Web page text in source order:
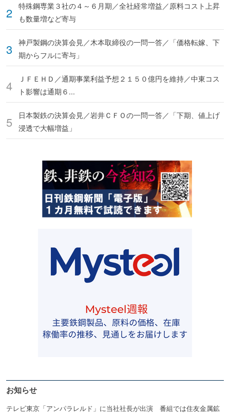
特殊鋼専業３社の４～６月期／全社経常増益／原料コスト上昇
も数量増など寄与
神戸製鋼の決算会見／木本取締役の一問一答／「価格転嫁、下
期からフルに寄与」
ＪＦＥＨＤ／通期事業利益予想２１５０億円を維持／中東コス
ト影響は通期６...
日本製鉄の決算会見／岩井ＣＦＯの一問一答／「下期、値上げ
浸透で大幅増益」
お知らせ
テレビ東京「アンパラレルド」に当社社長が出演 番組では住友金属鉱